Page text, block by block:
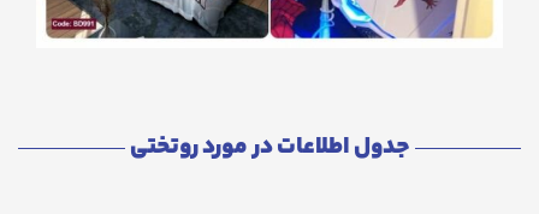
جدول اطلاعات در مورد روتختی